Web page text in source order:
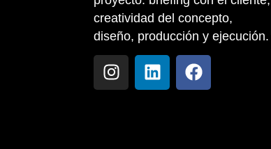
creatividad del concepto,
diseño, producción y ejecución.